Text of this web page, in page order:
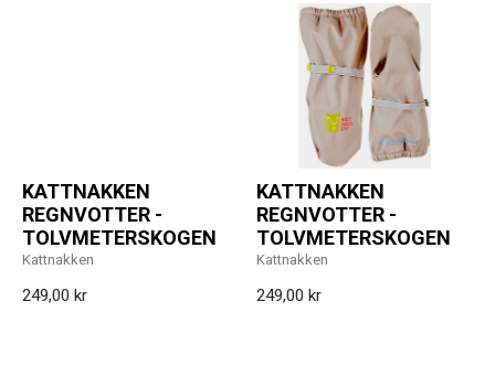
KATTNAKKEN
REGNVOTTER -
TOLVMETERSKOGEN
Kattnakken
249,00 kr
KATTNAKKEN
REGNVOTTER -
TOLVMETERSKOGEN
Kattnakken
249,00 kr